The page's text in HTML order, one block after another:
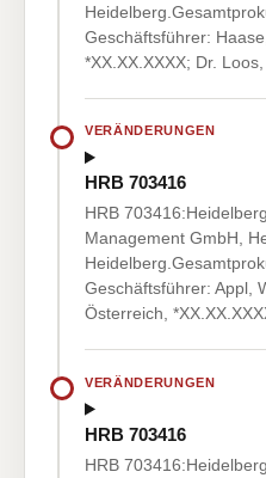
Geschäftsführer:
*XX.XX.XXXX; Dr.
VERÄNDERUNGEN
HRB 703416
HRB
Management GmbH,
Geschäftsführer: Appl,
Österreich,
VERÄNDERUNGEN
HRB 703416
HRB